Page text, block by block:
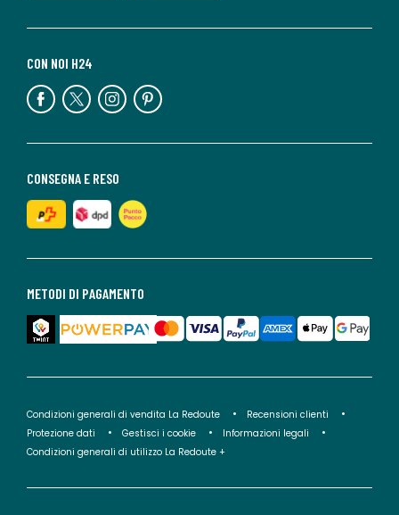
METODI DI PAGAMENTO
CONSEGNA E RESO
CON NOI H24
Condizioni generali di vendita La Redoute
Recensioni clienti
Protezione dati
Gestisci i cookie
Informazioni legali
Condizioni generali di utilizzo La Redoute +